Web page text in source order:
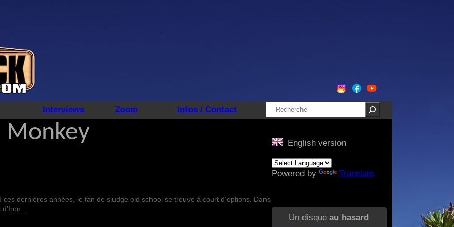
Interviews Zoom Infos / Contact Rechercher
Monkey
dernières années, le fan de sludge old school se trouve à court d’options. Dans
English version
Powered by Translate
Un disque au hasard